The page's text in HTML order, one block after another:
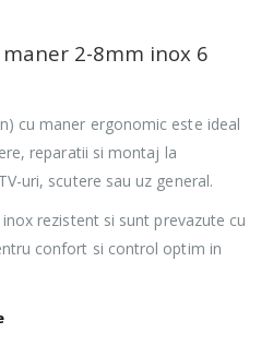
2-8mm inox 6
cu maner ergonomic este ideal
reparatii si montaj la
uri, scutere sau uz general.
rezistent si sunt prevazute cu
confort si control optim in